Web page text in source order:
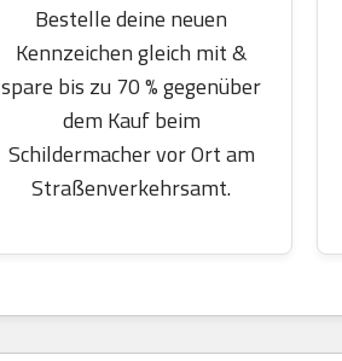
Bestelle deine neuen
Kennzeichen gleich mit &
spare bis zu 70 % gegenüber
dem Kauf beim
Schildermacher vor Ort am
Straßenverkehrsamt.